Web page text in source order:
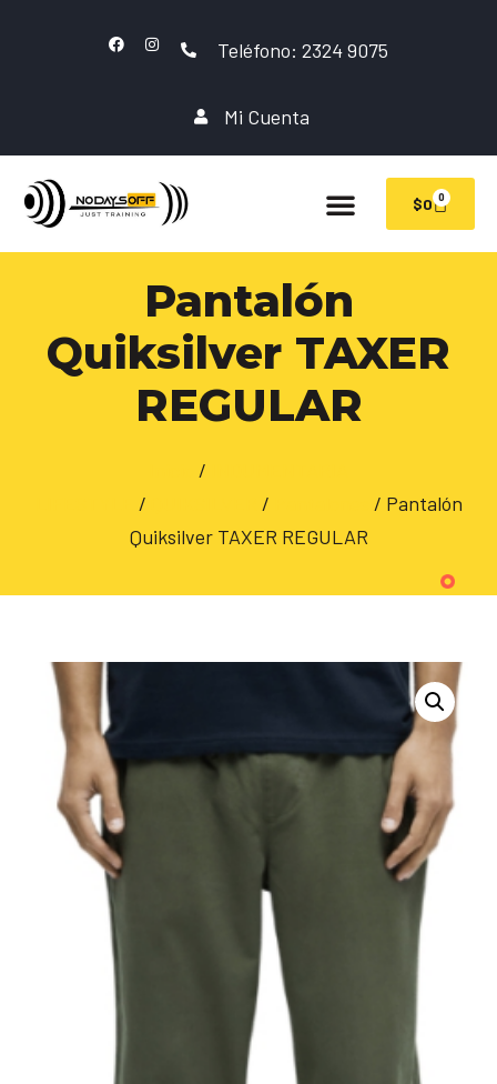
Teléfono: 2324 9075
Mi Cuenta
$0 0
Pantalón
Quiksilver TAXER
REGULAR
/
/ /
/ Pantalón
Quiksilver TAXER REGULAR